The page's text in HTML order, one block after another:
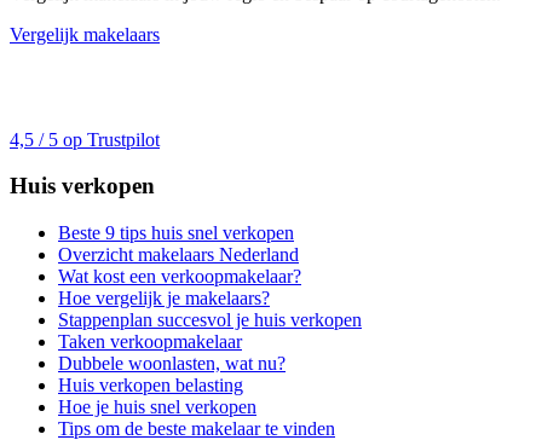
Vergelijk makelaars
4,5 / 5 op Trustpilot
Huis verkopen
Beste 9 tips huis snel verkopen
Overzicht makelaars Nederland
Wat kost een verkoopmakelaar?
Hoe vergelijk je makelaars?
Stappenplan succesvol je huis verkopen
Taken verkoopmakelaar
Dubbele woonlasten, wat nu?
Huis verkopen belasting
Hoe je huis snel verkopen
Tips om de beste makelaar te vinden